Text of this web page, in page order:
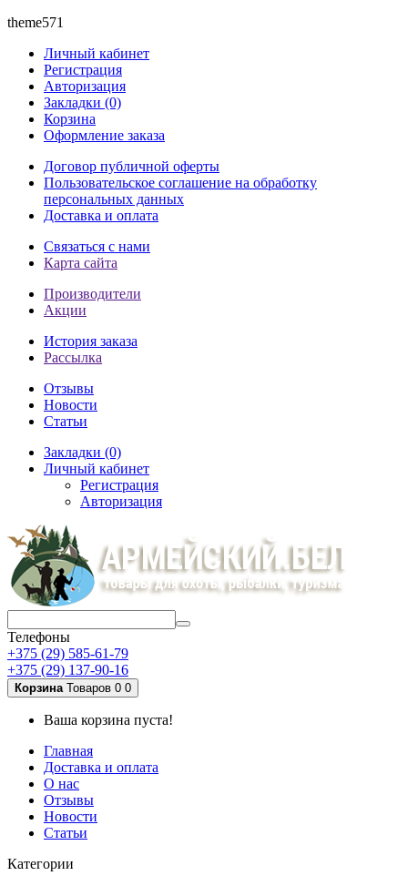
theme571
Личный кабинет
Регистрация
Авторизация
Закладки (0)
Корзина
Оформление заказа
Договор публичной оферты
Пользовательское соглашение на обработку
персональных данных
Доставка и оплата
Связаться с нами
Карта сайта
Производители
Акции
История заказа
Рассылка
Отзывы
Новости
Статьи
Закладки (0)
Личный кабинет
Регистрация
Авторизация
Телефоны
+375 (29) 585-61-79
+375 (29) 137-90-16
Корзина Товаров 0 0
Ваша корзина пуста!
Главная
Доставка и оплата
О нас
Отзывы
Новости
Статьи
Категории